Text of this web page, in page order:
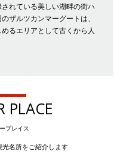
れている美しい湖畔の街ハ
ザルツカンマーグートは、
るエリアとして古くから人
PLACE
プレイス
名所をご紹介します